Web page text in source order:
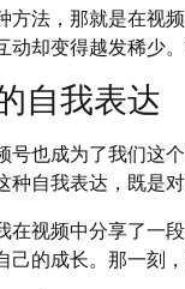
方法，那就是在视
动却变得越发稀少
自我表达
号也成为了我们这
种自我表达，既是
在视频中分享了一
己的成长。那一刻